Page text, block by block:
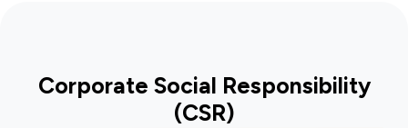
Corporate Social Responsibility
(CSR)